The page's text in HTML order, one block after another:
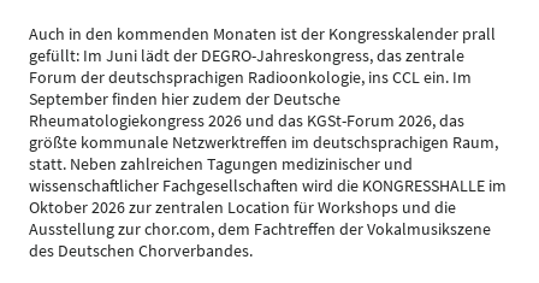
Auch in den kommenden Monaten ist der Kongresskalender prall
gefüllt: Im Juni lädt der DEGRO-Jahreskongress, das zentrale
Forum der deutschsprachigen Radioonkologie, ins CCL ein. Im
September finden hier zudem der Deutsche
Rheumatologiekongress 2026 und das KGSt-Forum 2026, das
größte kommunale Netzwerktreffen im deutschsprachigen Raum,
statt. Neben zahlreichen Tagungen medizinischer und
wissenschaftlicher Fachgesellschaften wird die KONGRESSHALLE im
Oktober 2026 zur zentralen Location für Workshops und die
Ausstellung zur chor.com, dem Fachtreffen der Vokalmusikszene
des Deutschen Chorverbandes.